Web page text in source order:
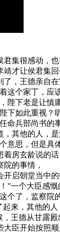
集很感动，
才让侯君集
，王德亲自
这个家丁，应
陛下老是让慎
下如此重视？
命兵部尚书
其他的人，是
意思，但是具
着房玄龄说的
的事情，
启朝堂当中
”一个大臣感
个了，监察院
来，其他的
王德从甘露殿
臣开始按照